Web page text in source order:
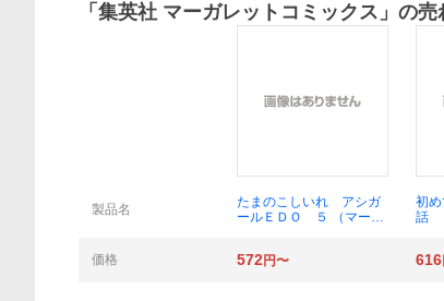
「 集英社 マーガレットコミックス 」の
製品名
たまのこしいれ アシガ
ールＥＤＯ ５ （マーガ
初
話
価格
572円〜 616